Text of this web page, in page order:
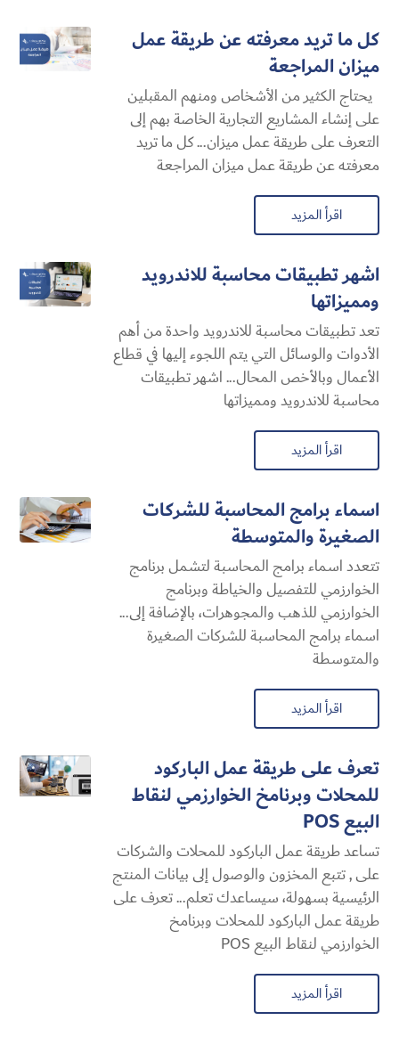
كل ما تريد معرفته عن طريقة عمل
ميزان المراجعة
يحتاج الكثير من الأشخاص ومنهم المقبلين
على إنشاء المشاريع التجارية الخاصة بهم إلى
التعرف على طريقة عمل ميزان... كل ما تريد
معرفته عن طريقة عمل ميزان المراجعة
اقرأ المزيد
اشهر تطبيقات محاسبة للاندرويد
ومميزاتها
تعد تطبيقات محاسبة للاندرويد واحدة من أهم
الأدوات والوسائل التي يتم اللجوء إليها في قطاع
الأعمال وبالأخص المحال... اشهر تطبيقات
محاسبة للاندرويد ومميزاتها
اقرأ المزيد
اسماء برامج المحاسبة للشركات
الصغيرة والمتوسطة
تتعدد اسماء برامج المحاسبة لتشمل برنامج
الخوارزمي للتفصيل والخياطة وبرنامج
الخوارزمي للذهب والمجوهرات، بالإضافة إلى...
اسماء برامج المحاسبة للشركات الصغيرة
والمتوسطة
اقرأ المزيد
تعرف على طريقة عمل الباركود
للمحلات وبرنامخ الخوارزمي لنقاط
البيع POS
تساعد طريقة عمل الباركود للمحلات والشركات
على , تتبع المخزون والوصول إلى بيانات المنتج
الرئيسية بسهولة، سيساعدك تعلم... تعرف على
طريقة عمل الباركود للمحلات وبرنامخ
الخوارزمي لنقاط البيع POS
اقرأ المزيد